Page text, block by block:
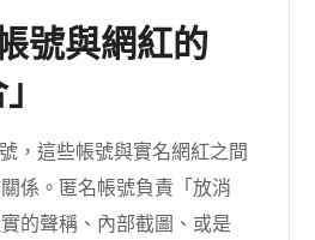
號與網紅的
，這些帳號與實名網紅之間
係。匿名帳號負責「放消
的聲稱、內部截圖、或是